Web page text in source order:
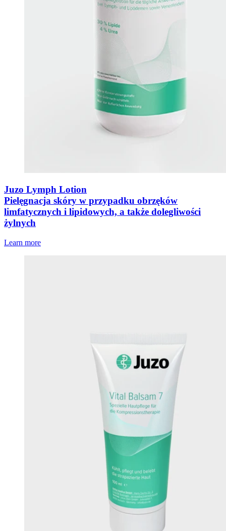
Juzo Lymph Lotion
Pielęgnacja skóry w przypadku obrzęków
limfatycznych i lipidowych, a także dolegliwości
żylnych
Learn more